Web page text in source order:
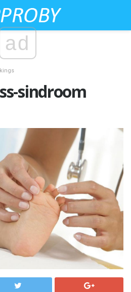
ad
sindroom